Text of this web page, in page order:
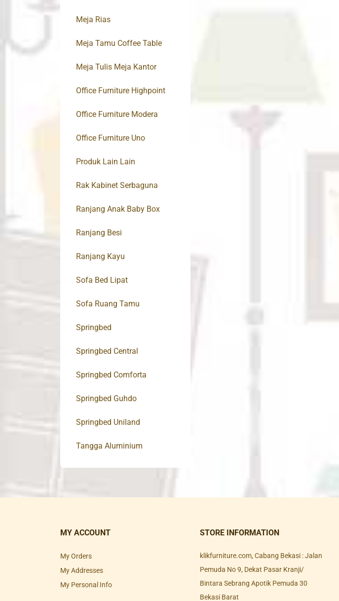
Meja Rias
Meja Tamu Coffee Table
Meja Tulis Meja Kantor
Office Furniture Highpoint
Office Furniture Modera
Office Furniture Uno
Produk Lain Lain
Rak Kabinet Serbaguna
Ranjang Anak Baby Box
Ranjang Besi
Ranjang Kayu
Sofa Bed Lipat
Sofa Ruang Tamu
Springbed
Springbed Central
Springbed Comforta
Springbed Guhdo
Springbed Uniland
Tangga Aluminium
MY ACCOUNT
My Orders
My Addresses
My Personal Info
STORE INFORMATION
klikfurniture.com, Cabang Bekasi : Jalan
Pemuda No 9, Dekat Pasar Kranji/
Bintara Sebrang Apotik Pemuda 30
Bekasi Barat